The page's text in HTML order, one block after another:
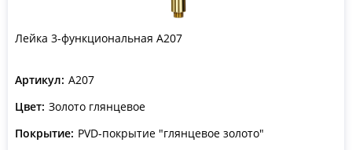
Лейка 3-функциональная A207
Артикул: A207
Цвет: Золото глянцевое
Покрытие: PVD-покрытие "глянцевое золото"